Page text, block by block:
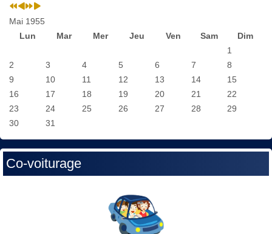
Mai 1955
Lun
Mar Mer Jeu Ven Sam
Dim
1
2
3 4 5 6 7
8
9
10 11 12 13 14
15
16
17 18 19 20 21
22
23
24 25 26 27 28
29
30
31
Co-voiturage